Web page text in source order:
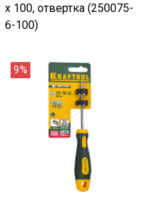
x 100, отвертка (250075-
6-100)
9%